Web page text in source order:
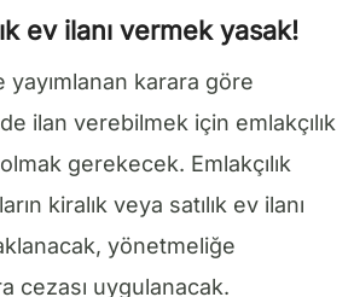
ev ilanı vermek yasak!
yayımlanan karara göre
ilan verebilmek için emlakçılık
gerekecek. Emlakçılık
kiralık veya satılık ev ilanı
yönetmeliğe
cezası uygulanacak.